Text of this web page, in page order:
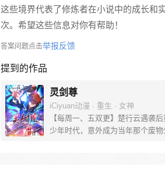
这些境界代表了修炼者在小说中的成长和
次。希望这些信息对你有帮助！
答案问题点击举报反馈
提到的作品
灵剑尊
iCiyuan动漫 · 重生 · 女神
【每周一、五双更】楚行云遇袭后
少年时代，意外成为当年那个废物